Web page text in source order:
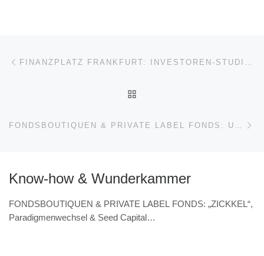
Beitragsnavigation
Know-how & Wunderkammer
FONDSBOUTIQUEN & PRIVATE LABEL FONDS: „ZICKKEL“,
Paradigmenwechsel & Seed Capital